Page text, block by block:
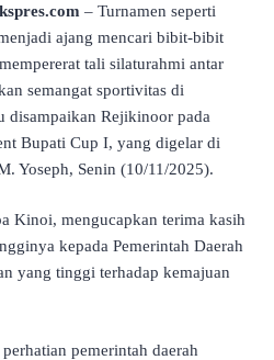
– Turnamen seperti
ajang mencari bibit-bibit
tali silaturahmi antar
semangat sportivitas di
disampaikan Rejikinoor pada
Bupati Cup I, yang digelar di
Yoseph, Senin (10/11/2025).
Kinoi, mengucapkan terima kasih
kepada Pemerintah Daerah
yang tinggi terhadap kemajuan
pemerintah daerah